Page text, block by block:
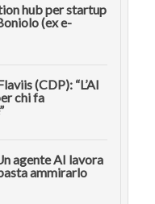
hub per startup
(ex e-
(CDP): “L’AI
chi fa
agente AI lavora
ammirarlo